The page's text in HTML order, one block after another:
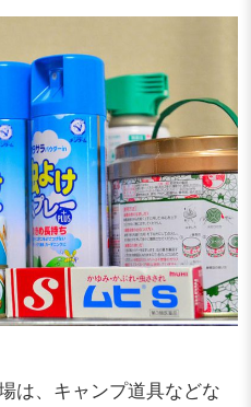
は、キャンプ道具などな